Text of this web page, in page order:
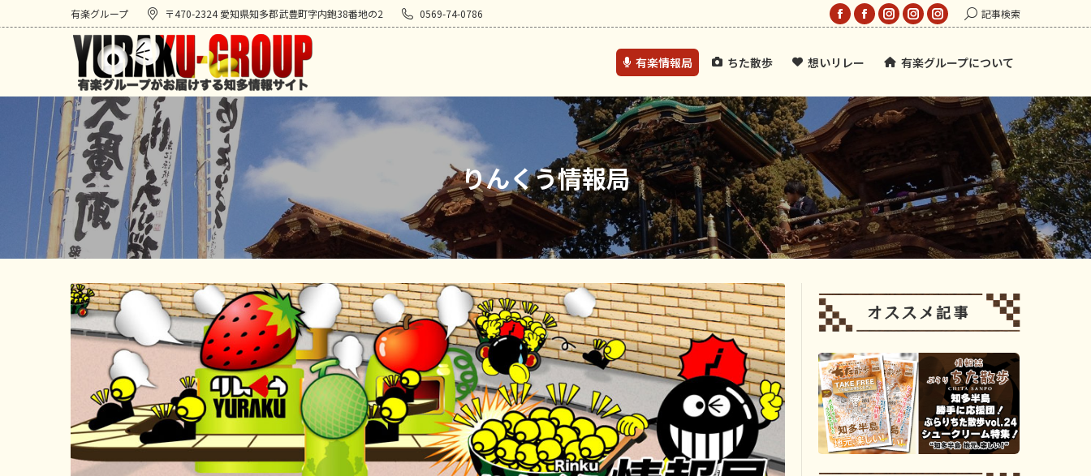
有楽グループ 〒470-2324 愛知県知多郡武豊町字内鉋38番地の2 0569-74-0786
Facebook
opens
new
window
Facebook
opens
new
window
Instagram
opens
new
window
Instagram
opens
new
Instagram
opens
new
window
Search:記事検索
有楽情報局 ちた散歩 想いリレー 有楽グループについて
りんくう情報局